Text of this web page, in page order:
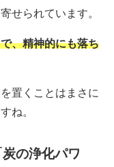
せられています。
、精神的にも落ち
置くことはまさに
ね。
の浄化パワ